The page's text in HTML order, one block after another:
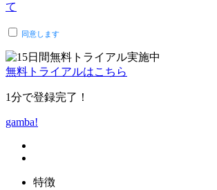
て
同意します
無料トライアルはこちら
1分で登録完了！
gamba!
特徴